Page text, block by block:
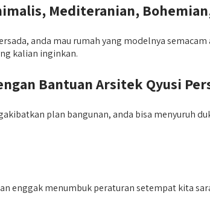
Mediteranian,
anda mau rumah yang modelnya
kalian inginkan.
Bantuan Arsitek Qyusi
plan bangunan, anda bisa menyuruh
enggak menumbuk peraturan setempat kita